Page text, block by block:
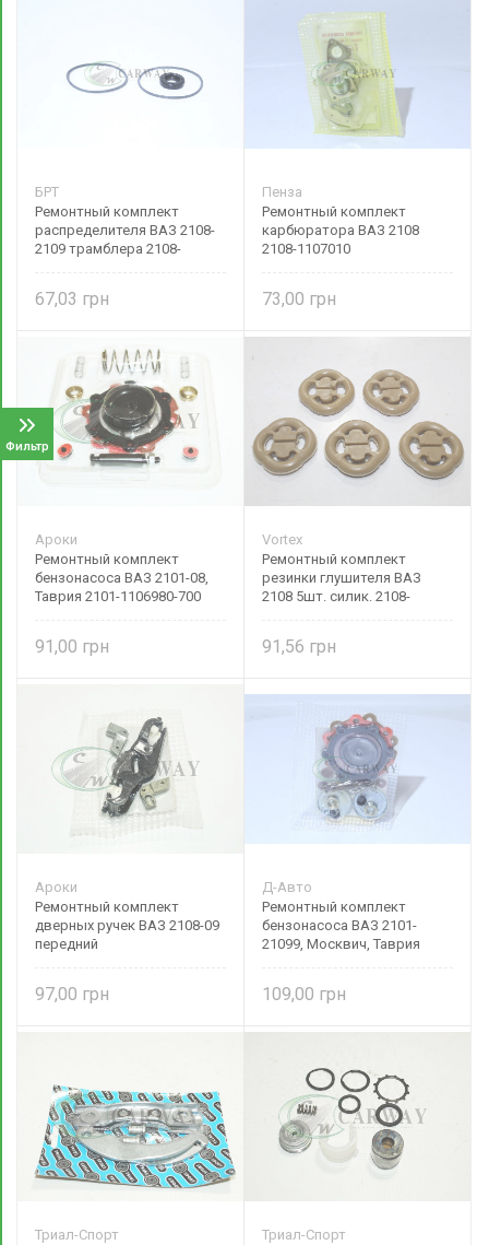
Фильтр
БРТ
Ремонтный комплект
распределителя ВАЗ 2108-
2109 трамблера 2108-
67,03
Пенза
Ремонтный комплект
карбюратора ВАЗ 2108
2108-1107010
73,00
Ароки
Ремонтный комплект
бензонасоса ВАЗ 2101-08,
Таврия 2101-1106980-700
91,00
Vortex
Ремонтный комплект
резинки глушителя ВАЗ
2108 5шт. силик. 2108-
91,56
Ароки
Ремонтный комплект
дверных ручек ВАЗ 2108-09
передний
97,00
Д-Авто
Ремонтный комплект
бензонасоса ВАЗ 2101-
21099, Москвич, Таврия
109,00
Триал-Спорт
Триал-Спорт